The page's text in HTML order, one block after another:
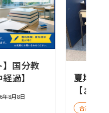
】国分教
過】
年8月8日
夏期講
【まだ
合志教室